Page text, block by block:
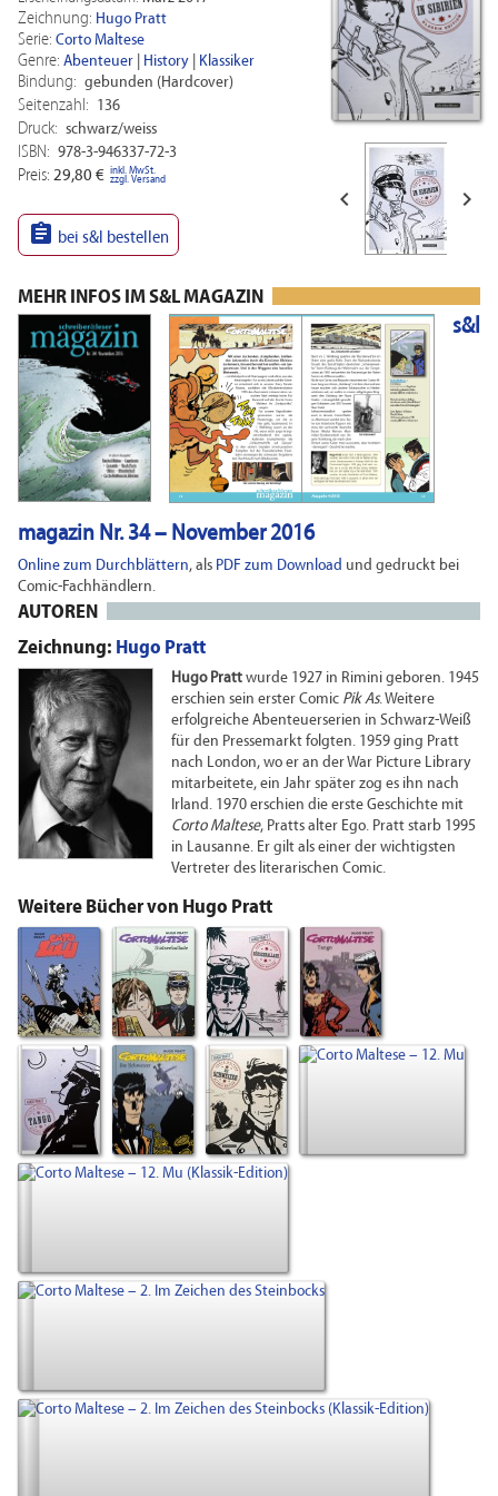
 
Zeichnung: Hugo Pratt
Serie: Corto Maltese
Genre: Abenteuer History Klassiker
Bindung: gebunden (Hardcover)
Seitenzahl: 136
Druck: schwarz/weiss
ISBN: 978-3-946337-72-3
Preis: 29,80 € inkl. MwSt.
zzgl. Versand
 bei s&l bestellen
MEHR INFOS IM S&L MAGAZIN
s&l
magazin Nr. 34 – November 2016
Online zum Durchblättern, als PDF zum Download und gedruckt bei
Comic-Fachhändlern.
AUTOREN
Zeichnung: Hugo Pratt
Hugo Pratt wurde 1927 in Rimini geboren. 1945
erschien sein erster Comic Pik As. Weitere
erfolgreiche Abenteuerserien in Schwarz-Weiß
für den Pressemarkt folgten. 1959 ging Pratt
nach London, wo er an der War Picture Library
mitarbeitete, ein Jahr später zog es ihn nach
Irland. 1970 erschien die erste Geschichte mit
Corto Maltese, Pratts alter Ego. Pratt starb 1995
in Lausanne. Er gilt als einer der wichtigsten
Vertreter des literarischen Comic.
Weitere Bücher von Hugo Pratt